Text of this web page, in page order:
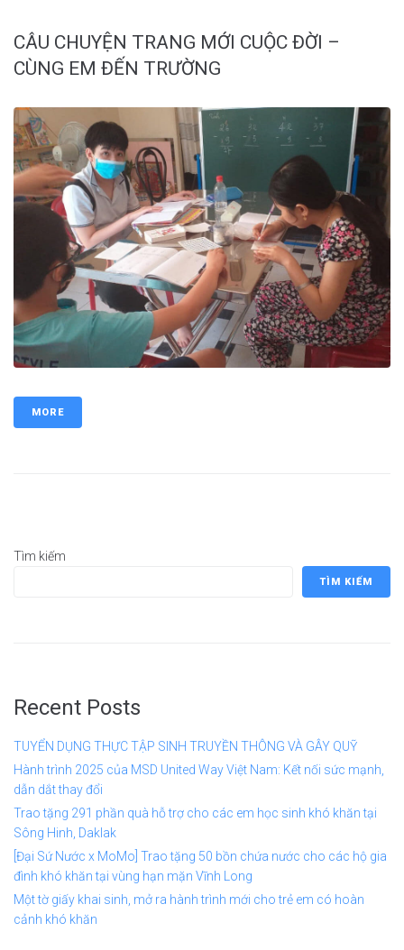
CÂU CHUYỆN TRANG MỚI CUỘC ĐỜI –
CÙNG EM ĐẾN TRƯỜNG
MORE
Tìm kiếm
TÌM KIẾM
Recent Posts
TUYỂN DỤNG THỰC TẬP SINH TRUYỀN THÔNG VÀ GÂY QUỸ
Hành trình 2025 của MSD United Way Việt Nam: Kết nối sức mạnh,
dẫn dắt thay đổi
Trao tặng 291 phần quà hỗ trợ cho các em học sinh khó khăn tại
Sông Hinh, Daklak
[Đại Sứ Nước x MoMo] Trao tặng 50 bồn chứa nước cho các hộ gia
đình khó khăn tại vùng hạn mặn Vĩnh Long
Một tờ giấy khai sinh, mở ra hành trình mới cho trẻ em có hoàn
cảnh khó khăn